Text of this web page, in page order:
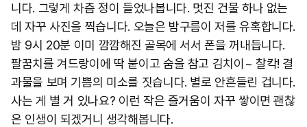
니다. 그렇게 차츰 정이 들었나봅니다. 멋진 건물 하나 없는
데 자꾸 사진을 찍습니다. 오늘은 밤구름이 저를 유혹합니다.
밤 9시 20분 이미 깜깜해진 골목에 서서 폰을 꺼내듭니다.
팔꿈치를 겨드랑이에 딱 붙이고 숨을 참고 김치이~ 찰칵! 결
과물을 보며 기쁨의 미소를 짓습니다. 별로 안흔들린 겁니다.
사는 게 별 거 있나요? 이런 작은 즐거움이 자꾸 쌓이면 괜찮
은 인생이 되겠거니 생각해봅니다.